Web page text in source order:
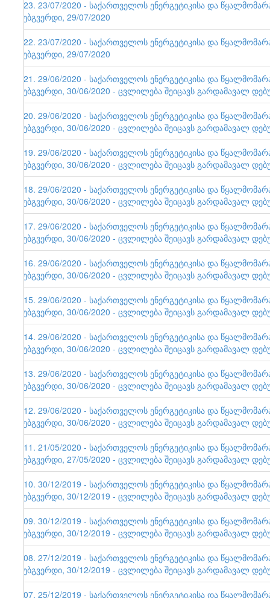
123. 23/07/2020 - საქართველოს ენერგეტიკისა და
ვებგვერდი, 29/07/2020
122. 23/07/2020 - საქართველოს ენერგეტიკისა და
ვებგვერდი, 29/07/2020
121. 29/06/2020 - საქართველოს ენერგეტიკისა და
ვებგვერდი, 30/06/2020 - ცვლილება შეიცავს გარდამავალ
120. 29/06/2020 - საქართველოს ენერგეტიკისა და
ვებგვერდი, 30/06/2020 - ცვლილება შეიცავს გარდამავალ
119. 29/06/2020 - საქართველოს ენერგეტიკისა და
ვებგვერდი, 30/06/2020 - ცვლილება შეიცავს გარდამავალ
118. 29/06/2020 - საქართველოს ენერგეტიკისა და
ვებგვერდი, 30/06/2020 - ცვლილება შეიცავს გარდამავალ
117. 29/06/2020 - საქართველოს ენერგეტიკისა და
ვებგვერდი, 30/06/2020 - ცვლილება შეიცავს გარდამავალ
116. 29/06/2020 - საქართველოს ენერგეტიკისა და
ვებგვერდი, 30/06/2020 - ცვლილება შეიცავს გარდამავალ
115. 29/06/2020 - საქართველოს ენერგეტიკისა და
ვებგვერდი, 30/06/2020 - ცვლილება შეიცავს გარდამავალ
114. 29/06/2020 - საქართველოს ენერგეტიკისა და
ვებგვერდი, 30/06/2020 - ცვლილება შეიცავს გარდამავალ
113. 29/06/2020 - საქართველოს ენერგეტიკისა და
ვებგვერდი, 30/06/2020 - ცვლილება შეიცავს გარდამავალ
112. 29/06/2020 - საქართველოს ენერგეტიკისა და
ვებგვერდი, 30/06/2020 - ცვლილება შეიცავს გარდამავალ
111. 21/05/2020 - საქართველოს ენერგეტიკისა და
ვებგვერდი, 27/05/2020 - ცვლილება შეიცავს გარდამავალ
110. 30/12/2019 - საქართველოს ენერგეტიკისა და
ვებგვერდი, 30/12/2019 - ცვლილება შეიცავს გარდამავალ
109. 30/12/2019 - საქართველოს ენერგეტიკისა და
ვებგვერდი, 30/12/2019 - ცვლილება შეიცავს გარდამავალ
108. 27/12/2019 - საქართველოს ენერგეტიკისა და
ვებგვერდი, 30/12/2019 - ცვლილება შეიცავს გარდამავალ
107. 25/12/2019 - საქართველოს ენერგეტიკისა და